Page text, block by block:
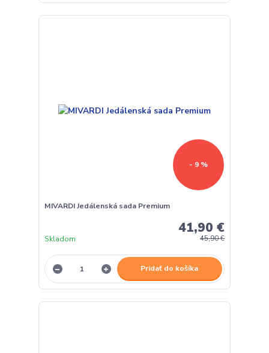
- 9 %
MIVARDI Jedálenská sada Premium
45,90 €
41,90 €
Skladom
Pridať do košíka